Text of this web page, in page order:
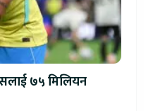
७५ मिलियन